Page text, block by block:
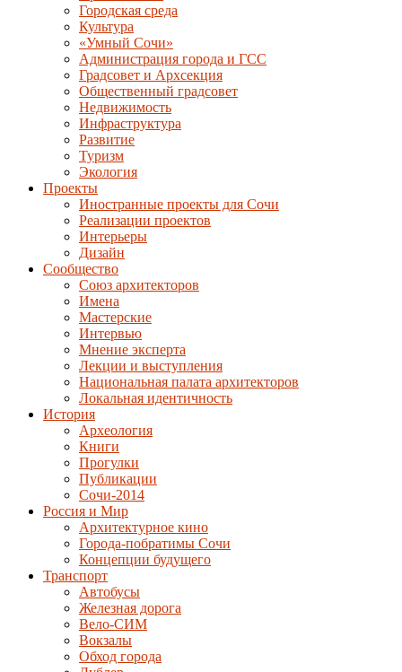
Городская среда
Культура
«Умный Сочи»
Администрация города и ГСС
Градсовет и Архсекция
Общественный градсовет
Недвижимость
Инфраструктура
Развитие
Туризм
Экология
Проекты
Иностранные проекты для Сочи
Реализации проектов
Интерьеры
Дизайн
Сообщество
Союз архитекторов
Имена
Мастерские
Интервью
Мнение эксперта
Лекции и выступления
Национальная палата архитекторов
Локальная идентичность
История
Археология
Книги
Прогулки
Публикации
Сочи-2014
Россия и Мир
Архитектурное кино
Города-побратимы Сочи
Концепции будущего
Транспорт
Автобусы
Железная дорога
Вело-СИМ
Вокзалы
Обход города